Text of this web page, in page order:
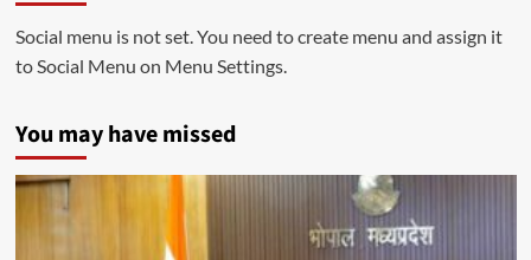
Social menu is not set. You need to create menu and assign it
to Social Menu on Menu Settings.
You may have missed